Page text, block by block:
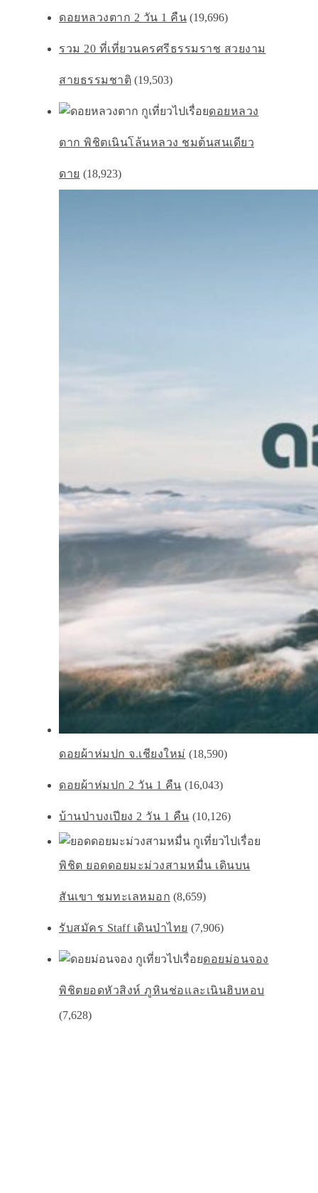
ดอยหลวงตาก 2 วัน 1 คืน (19,696)
รวม 20 ที่เที่ยวนครศรีธรรมราช สวยงาม
สายธรรมชาติ (19,503)
ดอยหลวง
ตาก พิชิตเนินโล้นหลวง ชมต้นสนเดียว
ดาย (18,923)
ดอยผ้าห่มปก จ.เชียงใหม่ (18,590)
ดอยผ้าห่มปก 2 วัน 1 คืน (16,043)
บ้านป่าบงเปียง 2 วัน 1 คืน (10,126)
พิชิต ยอดดอยมะม่วงสามหมื่น เดินบน
สันเขา ชมทะเลหมอก (8,659)
รับสมัคร Staff เดินป่าไทย (7,906)
ดอยม่อนจอง
พิชิตยอดหัวสิงห์ ภูหินช่อเเละเนินฮิบหอบ
(7,628)